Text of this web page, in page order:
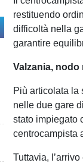
restituendo
difficoltà nella
garantire
Valzania,
Più articolata la
nelle due gare
stato impiegato
centrocampista
Tuttavia,